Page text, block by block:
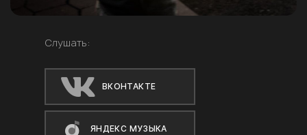
Слушать:
ВКОНТАКТЕ
ЯНДЕКС МУЗЫКА